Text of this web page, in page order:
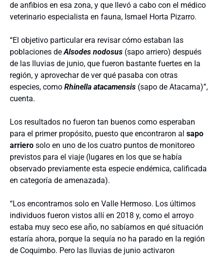
de anfibios en esa zona, y que llevó a cabo con el médico
veterinario especialista en fauna, Ismael Horta Pizarro.
“El objetivo particular era revisar cómo estaban las
poblaciones deAlsodes nodosus (sapo arriero) después
de las lluvias de junio, que fueron bastante fuertes en la
región, y aprovechar de ver qué pasaba con otras
especies, como Rhinella atacamensis (sapo de Atacama)”,
cuenta.
Los resultados no fueron tan buenos como esperaban
para el primer propósito, puesto que encontraron al sapo
arriero solo en uno de los cuatro puntos de monitoreo
previstos para el viaje (lugares en los que se había
observado previamente esta especie endémica, calificada
en categoría de amenazada).
“Los encontramos solo en Valle Hermoso. Los últimos
individuos fueron vistos allí en 2018 y, como el arroyo
estaba muy seco ese año, no sabíamos en qué situación
estaría ahora, porque la sequía no ha parado en la región
de Coquimbo. Pero las lluvias de junio activaron